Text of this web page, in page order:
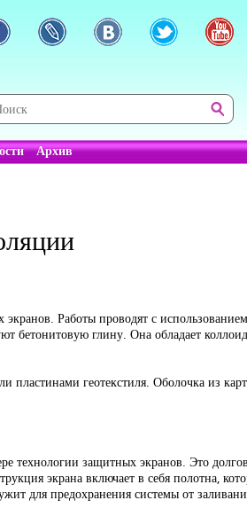
Архив
Работы проводят с
бетонитовую глину. Она обладает
геотекстиля. Оболочка из
технологии защитных экранов. Это
экрана включает в себя полотна,
для предохранения системы от